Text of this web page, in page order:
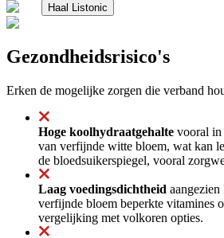
Haal Listonic
Gezondheidsrisico's
Erken de mogelijke zorgen die verband
Hoge koolhydraatgehalte vooral in
van verfijnde witte bloem, wat kan
de bloedsuikerspiegel, vooral
Laag voedingsdichtheid
verfijnde bloem beperkte vitamines
vergelijking met volkoren opties.